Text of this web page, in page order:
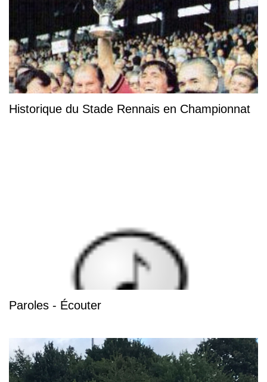
Historique du Stade Rennais en Championnat
Paroles - Écouter